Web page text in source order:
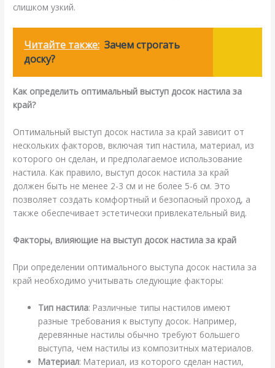
слишком узкий.
Читайте также: Зачем строгать
доску?
Как определить оптимальный выступ досок настила за
край?
Оптимальный выступ досок настила за край зависит от
нескольких факторов, включая тип настила, материал, из
которого он сделан, и предполагаемое использование
настила. Как правило, выступ досок настила за край
должен быть не менее 2-3 см и не более 5-6 см. Это
позволяет создать комфортный и безопасный проход, а
также обеспечивает эстетически привлекательный вид.
Факторы, влияющие на выступ досок настила за край
При определении оптимального выступа досок настила за
край необходимо учитывать следующие факторы:
Тип настила: Различные типы настилов имеют
разные требования к выступу досок. Например,
деревянные настилы обычно требуют большего
выступа, чем настилы из композитных материалов.
Материал: Материал, из которого сделан настил,